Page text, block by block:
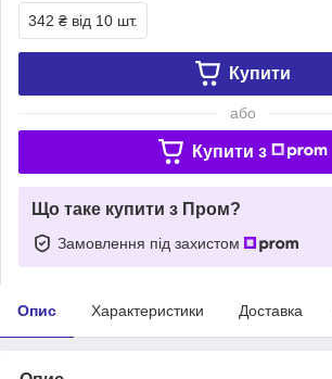
342 ₴ від 10 шт.
Купити
або
Купити з
Що таке купити з Пром?
Замовлення під захистом
Опис Характеристики Доставка